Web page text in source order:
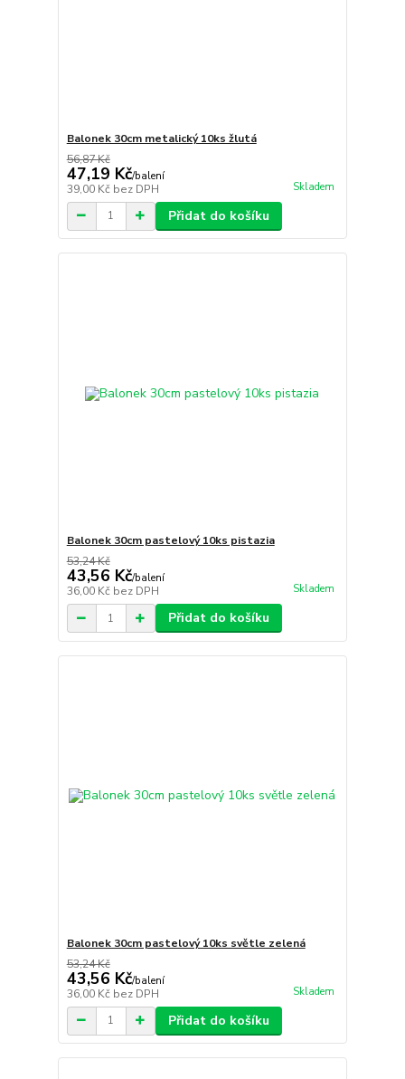
Balonek 30cm metalický 10ks žlutá
56,87 Kč
47,19 Kč/balení
39,00 Kč bez DPH Skladem
Přidat do košíku
Balonek 30cm pastelový 10ks pistazia
53,24 Kč
43,56 Kč/balení
36,00 Kč bez DPH Skladem
Přidat do košíku
Balonek 30cm pastelový 10ks světle zelená
53,24 Kč
43,56 Kč/balení
36,00 Kč bez DPH Skladem
Přidat do košíku